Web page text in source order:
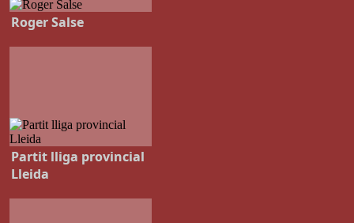
Roger Salse
Partit lliga provincial
Lleida